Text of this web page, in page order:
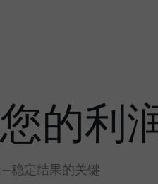
最大
的利
稳定结果的关键